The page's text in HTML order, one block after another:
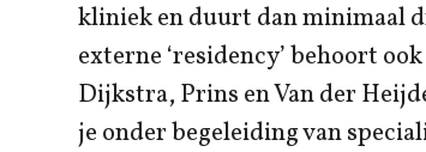
kliniek en duurt dan minimaal
externe ‘residency’ behoort
Dijkstra, Prins en Van der
je onder begeleiding van